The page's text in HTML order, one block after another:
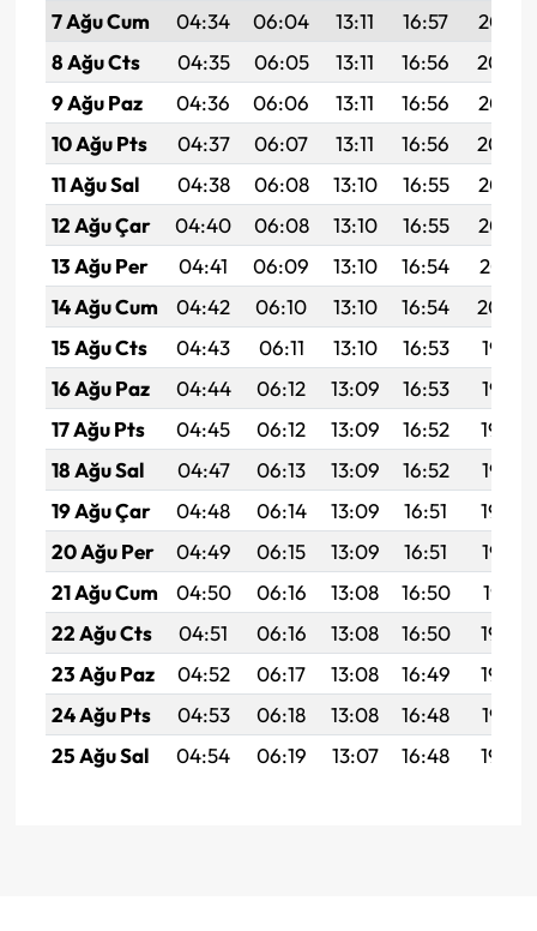
7 Ağu Cum 04:34 06:04 13:11 16:57
20:07
8 Ağu Cts
04:35 06:05 13:11 16:56
20:06
9 Ağu Paz
04:36 06:06 13:11 16:56
20:05
10 Ağu Pts
04:37 06:07 13:11 16:56
20:04
11 Ağu Sal
04:38 06:08 13:10 16:55
20:03
12 Ağu Çar
04:40 06:08 13:10 16:55
20:02
13 Ağu Per
04:41 06:09 13:10 16:54
20:01
14 Ağu Cum
04:42 06:10 13:10 16:54
20:00
15 Ağu Cts
04:43 06:11 13:10 16:53
19:58
16 Ağu Paz
04:44 06:12 13:09 16:53
19:57
17 Ağu Pts
04:45 06:12 13:09 16:52
19:56
18 Ağu Sal
04:47 06:13 13:09 16:52
19:55
19 Ağu Çar
04:48 06:14 13:09 16:51
19:54
20 Ağu Per
04:49 06:15 13:09 16:51
19:52
21 Ağu Cum
04:50 06:16 13:08 16:50
19:51
22 Ağu Cts
04:51 06:16 13:08 16:50
19:50
23 Ağu Paz
04:52 06:17 13:08 16:49
19:48
24 Ağu Pts
04:53 06:18 13:08 16:48
19:47
25 Ağu Sal
04:54 06:19 13:07 16:48 19:46